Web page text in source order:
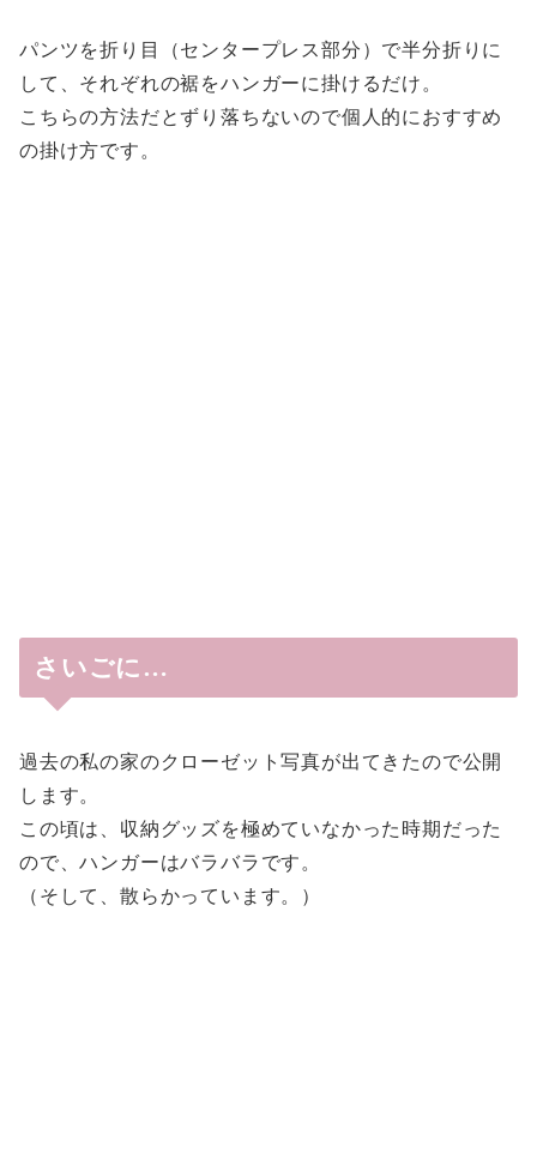
パンツを折り目（センタープレス部分）で半分折りに
して、それぞれの裾をハンガーに掛けるだけ。
こちらの方法だとずり落ちないので個人的におすすめ
の掛け方です。
さいごに…
過去の私の家のクローゼット写真が出てきたので公開
します。
この頃は、収納グッズを極めていなかった時期だった
ので、ハンガーはバラバラです。
（そして、散らかっています。）